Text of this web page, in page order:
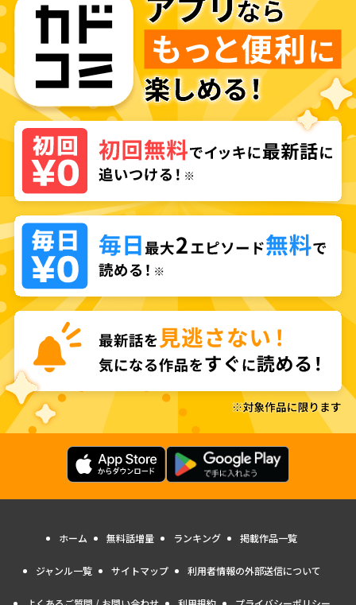
ホーム 無料話増量 ランキング 掲載作品一覧
ジャンル一覧 サイトマップ 利用者情報の外部送信について